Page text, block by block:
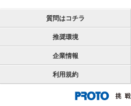
質問はコチラ
推奨環境
企業情報
利用規約